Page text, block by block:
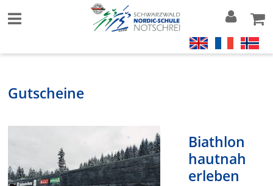
Gutscheine
Biathlon
hautnah
erleben